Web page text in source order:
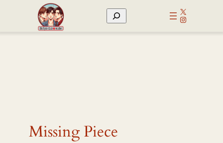
Suchen
X
Instagram
Missing Piece